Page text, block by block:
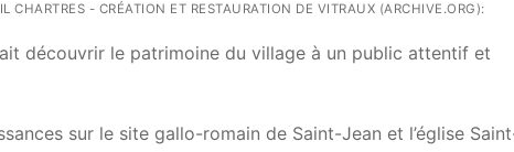
CHARTRES - CRÉATION ET RESTAURATION DE VITRAUX (ARCHIVE.ORG):
découvrir le patrimoine du village à un public attentif et
sur le site gallo-romain de Saint-Jean et l’église